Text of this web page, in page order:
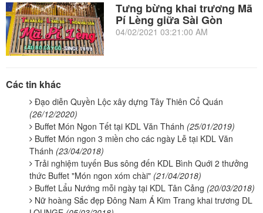
Tưng bừng khai trương Mã
Pí Lèng giữa Sài Gòn
04/02/2021 03:21:00 AM
Các tin khác
Đạo diễn Quyền Lộc xây dựng Tây Thiên Cổ Quán
(26/12/2020)
Buffet Món Ngon Tết tại KDL Văn Thánh (25/01/2019)
Buffet Món ngon 3 miền cho các ngày Lễ tại KDL Văn
Thánh (23/04/2018)
Trải nghiệm tuyến Bus sông đến KDL Bình Quới 2 thưởng
thức Buffet "Món ngon xóm chài" (21/04/2018)
Buffet Lẩu Nướng mỗi ngày tại KDL Tân Cảng (20/03/2018)
Nữ hoàng Sắc đẹp Đông Nam Á Kim Trang khai trương DL